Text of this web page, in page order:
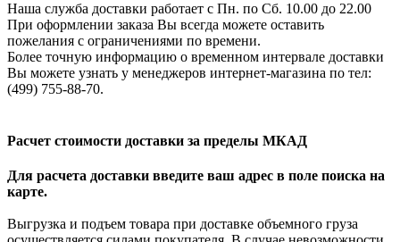
Наша служба доставки работает с Пн. по Сб. 10.00 до 22.00
При оформлении заказа Вы всегда можете оставить
пожелания с ограничениями по времени.
Более точную информацию о временном интервале доставки
Вы можете узнать у менеджеров интернет-магазина по тел:
(499) 755-88-70.
Расчет стоимости доставки за пределы МКАД
Для расчета доставки введите ваш адрес в поле поиска на
карте.
Выгрузка и подъем товара при доставке объемного груза